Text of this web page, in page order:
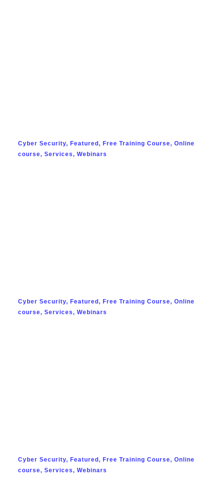
Cyber Security, Featured, Free Training Course, Online
course, Services, Webinars
Cyber Security, Featured, Free Training Course, Online
course, Services, Webinars
Cyber Security, Featured, Free Training Course, Online
course, Services, Webinars